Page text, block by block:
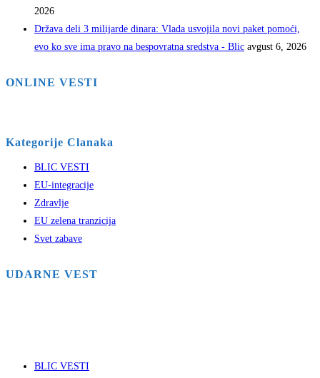
2026
Država deli 3 milijarde dinara: Vlada usvojila novi paket pomoći,
evo ko sve ima pravo na bespovratna sredstva - Blic avgust 6, 2026
ONLINE VESTI
Kategorije Clanaka
BLIC VESTI
EU-integracije
Zdravlje
EU zelena tranzicija
Svet zabave
UDARNE VEST
BLIC VESTI